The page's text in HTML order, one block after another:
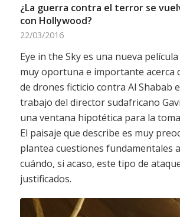
¿La guerra contra el terror se
con Hollywood?
22/03/2016
Eye in the Sky es una nueva
muy oportuna e importante acerca
de drones ficticio contra Al Shabab
trabajo del director sudafricano
una ventana hipotética para la
El paisaje que describe es muy
plantea cuestiones fundamentales
cuándo, si acaso, este tipo de
justificados.